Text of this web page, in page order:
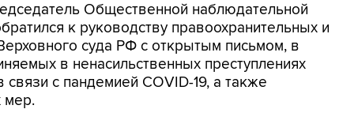
Общественной наблюдательной
к руководству правоохранительных и
суда РФ с открытым письмом, в
в ненасильственных преступлениях
с пандемией COVID-19, а также
мер.